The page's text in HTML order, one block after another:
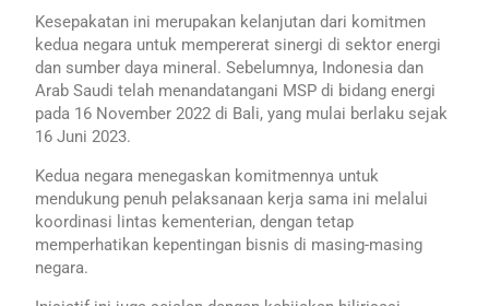
Kesepakatan ini merupakan kelanjutan dari komitmen
kedua negara untuk mempererat sinergi di sektor energi
dan sumber daya mineral. Sebelumnya, Indonesia dan
Arab Saudi telah menandatangani MSP di bidang energi
pada 16 November 2022 di Bali, yang mulai berlaku sejak
16 Juni 2023.
Kedua negara menegaskan komitmennya untuk
mendukung penuh pelaksanaan kerja sama ini melalui
koordinasi lintas kementerian, dengan tetap
memperhatikan kepentingan bisnis di masing-masing
negara.